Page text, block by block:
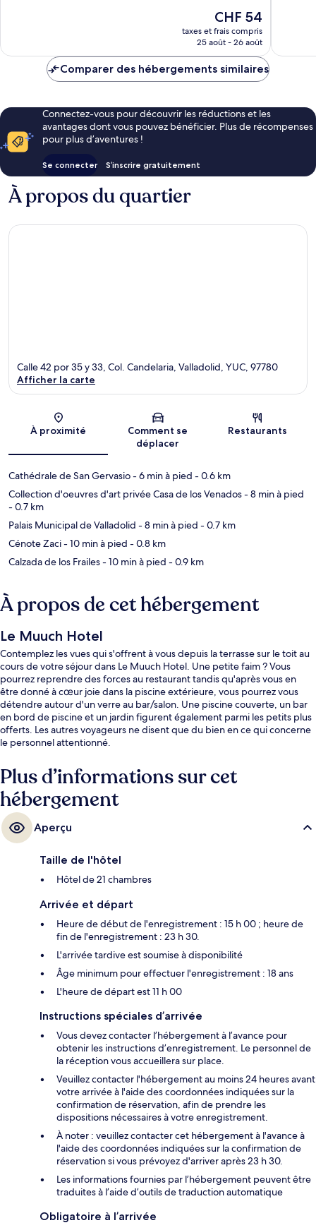
Le
nouveau
prix
de
CHF 54
taxes et frais compris
25 août - 26 août
Comparer des hébergements similaires
Connectez-vous pour découvrir les réductions et les
avantages dont vous pouvez bénéficier. Plus de récompenses
pour plus d’aventures !
Se connecter S’inscrire gratuitement
À propos du quartier
Carte
Calle 42 por 35 y 33, Col. Candelaria, Valladolid, YUC, 97780
Afficher la carte
À proximité
Comment se
déplacer
Restaurants
Cathédrale de San Gervasio- 6 min à pied - 0.6 km
Collection d'oeuvres d'art privée Casa de los Venados- 8 min à pied
- 0.7 km
Palais Municipal de Valladolid - 8 min à pied - 0.7 km
Cénote Zaci- 10 min à pied - 0.8 km
Calzada de los Frailes- 10 min à pied - 0.9 km
À propos de cet hébergement
Le Muuch Hotel
Contemplez les vues qui s'offrent à vous depuis la terrasse sur le toit au
cours de votre séjour dans Le Muuch Hotel. Une petite faim ? Vous
pourrez reprendre des forces au restaurant tandis qu'après vous en
être donné à cœur joie dans la piscine extérieure, vous pourrez vous
détendre autour d'un verre au bar/salon. Une piscine couverte, un bar
en bord de piscine et un jardin figurent également parmi les petits plus
offerts. Les autres voyageurs ne disent que du bien en ce qui concerne
le personnel attentionné.
Plus d’informations sur cet
hébergement
Aperçu
Taille de l'hôtel
Hôtel de 21 chambres
Arrivée et départ
Heure de début de l'enregistrement : 15 h 00 ; heure de
fin de l'enregistrement : 23 h 30.
L'arrivée tardive est soumise à disponibilité
Âge minimum pour effectuer l'enregistrement : 18 ans
L'heure de départ est 11 h 00
Instructions spéciales d’arrivée
Vous devez contacter l’hébergement à l’avance pour
obtenir les instructions d’enregistrement. Le personnel de
la réception vous accueillera sur place.
Veuillez contacter l'hébergement au moins 24 heures avant
votre arrivée à l'aide des coordonnées indiquées sur la
confirmation de réservation, afin de prendre les
dispositions nécessaires à votre enregistrement.
À noter : veuillez contacter cet hébergement à l'avance à
l'aide des coordonnées indiquées sur la confirmation de
réservation si vous prévoyez d'arriver après 23 h 30.
Les informations fournies par l’hébergement peuvent être
traduites à l’aide d’outils de traduction automatique
Obligatoire à l’arrivée